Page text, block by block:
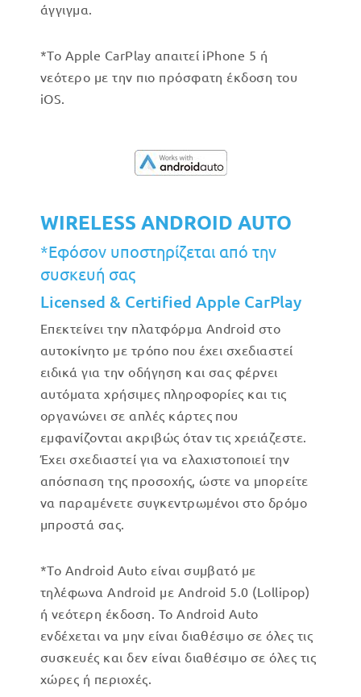
άγγιγμα.
*Το Apple CarPlay απαιτεί iPhone 5 ή
νεότερο με την πιο πρόσφατη έκδοση του
iOS.
WIRELESS ANDROID AUTO
*Εφόσον υποστηρίζεται από την
συσκευή σας
Licensed & Certified Apple CarPlay
Επεκτείνει την πλατφόρμα Android στο
αυτοκίνητο με τρόπο που έχει σχεδιαστεί
ειδικά για την οδήγηση και σας φέρνει
αυτόματα χρήσιμες πληροφορίες και τις
οργανώνει σε απλές κάρτες που
εμφανίζονται ακριβώς όταν τις χρειάζεστε.
Έχει σχεδιαστεί για να ελαχιστοποιεί την
απόσπαση της προσοχής, ώστε να μπορείτε
να παραμένετε συγκεντρωμένοι στο δρόμο
μπροστά σας.
*Το Android Auto είναι συμβατό με
τηλέφωνα Android με Android 5.0 (Lollipop)
ή νεότερη έκδοση. Το Android Auto
ενδέχεται να μην είναι διαθέσιμο σε όλες τις
συσκευές και δεν είναι διαθέσιμο σε όλες τις
χώρες ή περιοχές.